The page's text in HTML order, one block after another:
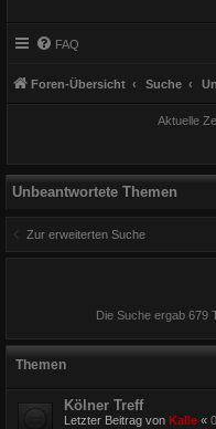
FAQ
Foren-Übersicht Suche
Aktuelle
Unbeantwortete Themen
Zur erweiterten Suche
Die Suche ergab 679
Themen
Kölner Treff
Letzter Beitrag von Kalle «